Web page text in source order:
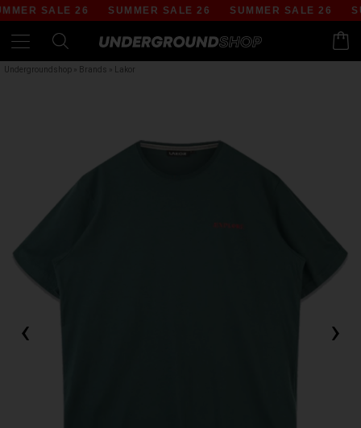
SALE 26 SUMMER SALE 26 SUMMER SALE 26
Undergroundshop Brands Lakor
‹ ›